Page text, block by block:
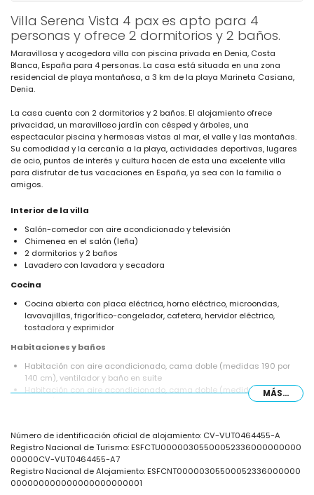
Villa Serena Vista 4 pax es apto para 4
personas y ofrece 2 dormitorios y 2 baños.
Maravillosa y acogedora villa con piscina privada en Denia, Costa
Blanca, España para 4 personas. La casa está situada en una zona
residencial de playa montañosa, a 3 km de la playa Marineta Casiana,
Denia.
La casa cuenta con 2 dormitorios y 2 baños. El alojamiento ofrece
privacidad, un maravilloso jardín con césped y árboles, una
espectacular piscina y hermosas vistas al mar, el valle y las montañas.
Su comodidad y la cercanía a la playa, actividades deportivas, lugares
de ocio, puntos de interés y cultura hacen de esta una excelente villa
para disfrutar de tus vacaciones en España, ya sea con la familia o
amigos.
Interior de la villa
Salón-comedor con aire acondicionado y televisión
Chimenea en el salón (leña)
2 dormitorios y 2 baños
Lavadero con lavadora y secadora
Cocina
Cocina abierta con placa eléctrica, horno eléctrico, microondas,
lavavajillas, frigorífico-congelador, cafetera, hervidor eléctrico,
tostadora y exprimidor
Habitaciones y baños
Habitación con aire acondicionado, cama doble (medidas 190 por
140 cm), ventilador y baño en suite
Habitación con aire acondicionado, cama doble (medidas 190 por
Baño con lavabo individual, ducha y wc
Exterior de la villa
Piscina privada de forma de laguna de 6m x 3m y 2m de profundidad
Maravilloso jardín con césped y árboles, muebles de jardín con
MÁS...
Número de identificación oficial de alojamiento: CV-VUT0464455-A
Registro Nacional de Turismo: ESFCTU00000305500052336000000000
00000CV-VUT0464455-A7
Registro Nacional de Alojamiento: ESFCNT00000305500052336000000
000000000000000000000001